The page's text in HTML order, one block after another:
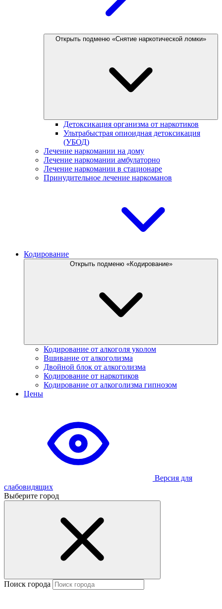
Открыть подменю «Снятие наркотической ломки»
Детоксикация организма от наркотиков
Ультрабыстрая опиоидная детоксикация
(УБОД)
Лечение наркомании на дому
Лечение наркомании амбулаторно
Лечение наркомании в стационаре
Принудительное лечение наркоманов
Кодирование
Открыть подменю «Кодирование»
Кодирование от алкоголя уколом
Вшивание от алкоголизма
Двойной блок от алкоголизма
Кодирование от наркотиков
Кодирование от алкоголизма гипнозом
Цены
Версия для
слабовидящих
Выберите город
Поиск города